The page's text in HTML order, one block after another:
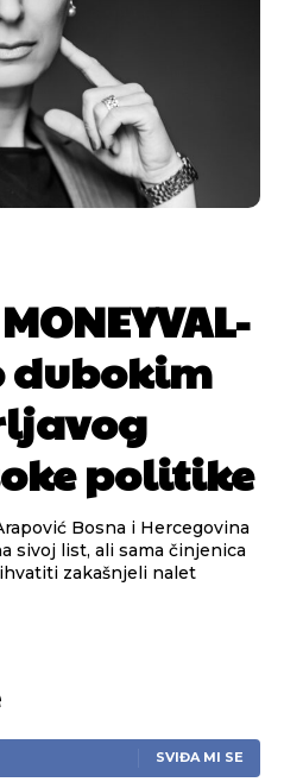
dubokim
politike
sivoj list, ali sama činjenica
zakašnjeli nalet
SVIĐA MI SE